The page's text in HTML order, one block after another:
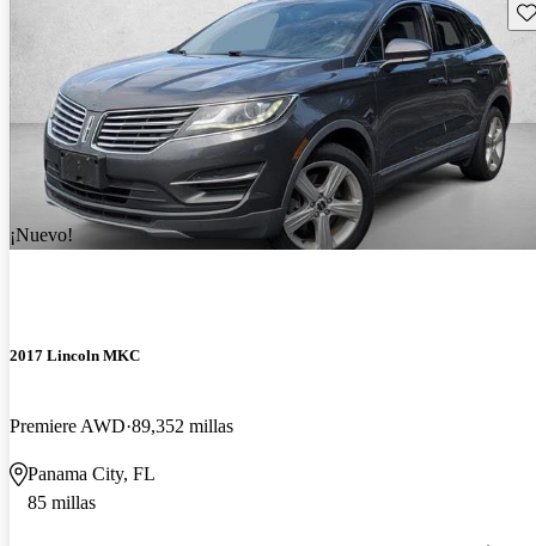
¡Nuevo!
2017 Lincoln MKC
Premiere AWD 89,352 millas
Panama City, FL
85 millas